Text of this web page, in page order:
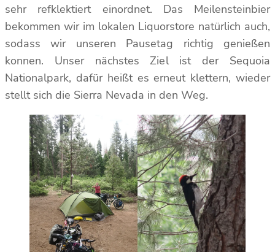
sehr refklektiert einordnet. Das Meilensteinbier
bekommen wir im lokalen Liquorstore natürlich auch,
sodass wir unseren Pausetag richtig genießen
konnen. Unser nächstes Ziel ist der Sequoia
Nationalpark, dafür heißt es erneut klettern, wieder
stellt sich die Sierra Nevada in den Weg.